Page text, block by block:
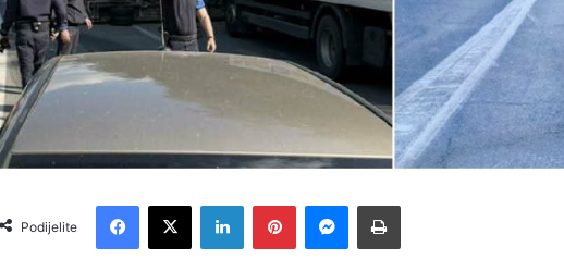
Podijelite